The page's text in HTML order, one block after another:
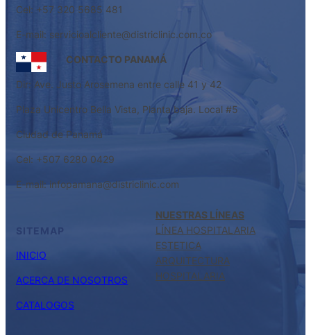
Cel: +57 320 5685 481
E-mail: servicioalcliente@districlinic.com.co
CONTACTO PANAMÁ
Dir: Ave. Justo Arosemena entre calle 41 y 42
Plaza Unicentro Bella Vista, Planta baja. Local #5
Ciudad de Panamá
Cel: +507 6280 0429
E-mail: infopamana@districlinic.com
SITEMAP
INICIO
ACERCA DE NOSOTROS
CATALOGOS
NUESTRAS LÍNEAS
LÍNEA HOSPITALARIA
ESTETICA
ARQUITECTURA
HOSPITALARIA